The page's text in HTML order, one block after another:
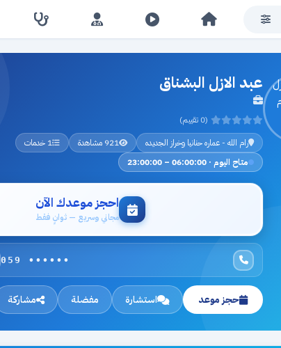
عبد الازل البشناق
(0 تقييم)
رام الله - عماره حنانيا وخراز الجديده
921 مشاهدة
1 خدمات
متاح اليوم · 06:00:00 – 23:00:00
احجز موعدك الآن
مجاني وسريع — ثوانٍ فقط
059 ••••••
حجز موعد استشارة مفضلة مشاركة